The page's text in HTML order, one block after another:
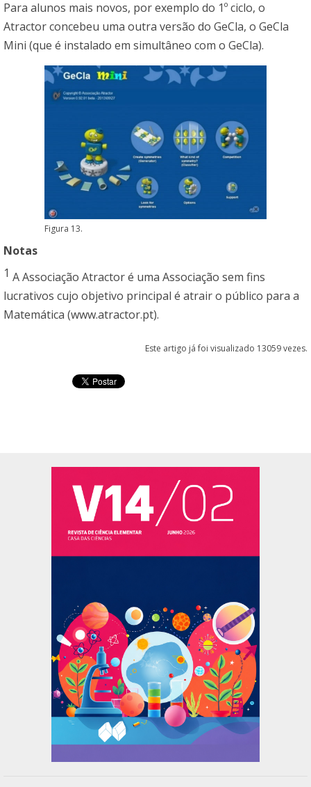
Para alunos mais novos, por exemplo do 1º ciclo, o
Atractor concebeu uma outra versão do GeCla, o GeCla
Mini (que é instalado em simultâneo com o GeCla).
Figura 13.
Notas
1 A Associação Atractor é uma Associação sem fins
lucrativos cujo objetivo principal é atrair o público para a
Matemática (www.atractor.pt).
Este artigo já foi visualizado 13059 vezes.